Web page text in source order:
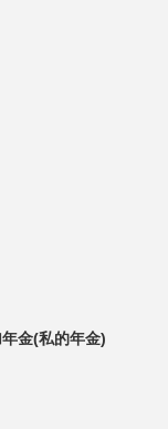
金(私的年金)